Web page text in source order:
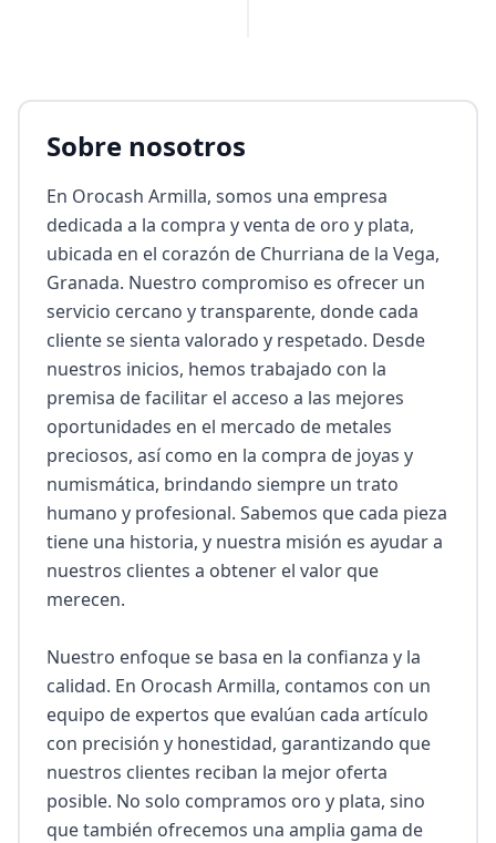
Sobre nosotros
En Orocash Armilla, somos una empresa
dedicada a la compra y venta de oro y plata,
ubicada en el corazón de Churriana de la Vega,
Granada. Nuestro compromiso es ofrecer un
servicio cercano y transparente, donde cada
cliente se sienta valorado y respetado. Desde
nuestros inicios, hemos trabajado con la
premisa de facilitar el acceso a las mejores
oportunidades en el mercado de metales
preciosos, así como en la compra de joyas y
numismática, brindando siempre un trato
humano y profesional. Sabemos que cada pieza
tiene una historia, y nuestra misión es ayudar a
nuestros clientes a obtener el valor que
merecen.
Nuestro enfoque se basa en la confianza y la
calidad. En Orocash Armilla, contamos con un
equipo de expertos que evalúan cada artículo
con precisión y honestidad, garantizando que
nuestros clientes reciban la mejor oferta
posible. No solo compramos oro y plata, sino
que también ofrecemos una amplia gama de